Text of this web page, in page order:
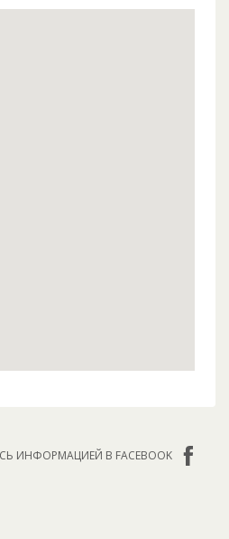
ИНФОРМАЦИЕЙ В FACEBOOK